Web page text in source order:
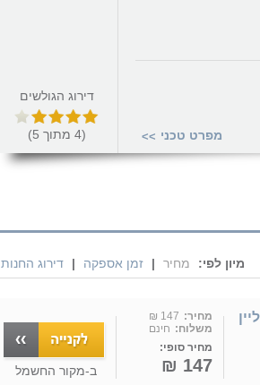
מפרט טכני >>
דירוג הגולשים
(
4 מתוך 5
)
מיון לפי: מחיר | זמן אספקה | דירוג החנות
מחיר: 147 ₪
משלוח: חינם
מחיר סופי:
147 ₪ ב-מקור החשמל